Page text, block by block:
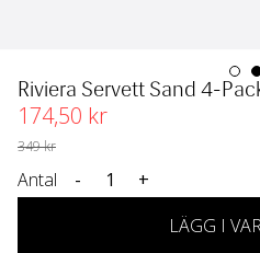
Riviera Servett Sand 4-
174,50 kr
349 kr
Antal -
+
LÄGG I